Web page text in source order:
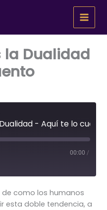
la Dualidad
00:00 /
de como los humanos
esta doble tendencia, a